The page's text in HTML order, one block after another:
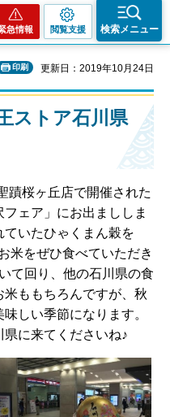
急情報 閲覧支援 検索メニュー
印刷 更新日：2019年10月24日
ストア石川県
桜ヶ丘店で開催された
フェア」にお出まししま
ていたひゃくまん穀を
米をぜひ食べていただき
て回り、他の石川県の食
ももちろんですが、秋
しい季節になります。
に来てくださいね♪